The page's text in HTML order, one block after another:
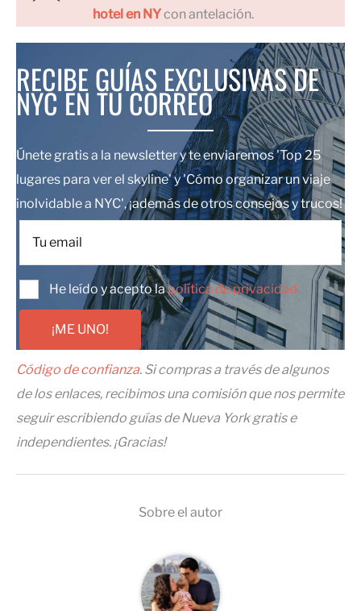
hotel en NYcon antelación.
RECIBE GUÍAS EXCLUSIVAS DE
NYC EN TU CORREO
Únete gratis a la newsletter y te enviaremos 'Top 25
lugares para ver el skyline' y 'Cómo organizar un viaje
inolvidable a NYC', ¡además de otros consejos y trucos!
He leído y acepto lapolítica de privacidad
¡ME UNO!
Código de confianza. Si compras a través de algunos
de los enlaces, recibimos una comisión que nos permite
seguir escribiendo guías de Nueva York gratis e
independientes. ¡Gracias!
Sobre el autor